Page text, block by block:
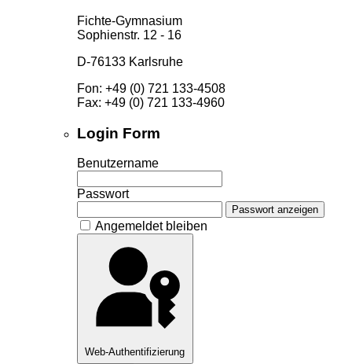
Fichte-Gymnasium
Sophienstr. 12 - 16
D-76133 Karlsruhe
Fon: +49 (0) 721 133-4508
Fax: +49 (0) 721 133-4960
Login Form
Benutzername
Passwort
Passwort anzeigen
Angemeldet bleiben
Web-Authentifizierung